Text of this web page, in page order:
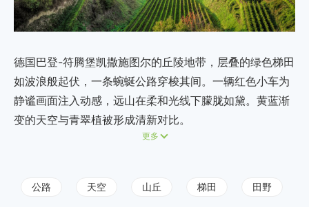
德国巴登-符腾堡凯撒施图尔的丘陵地带，层叠的绿色梯田
如波浪般起伏，一条蜿蜒公路穿梭其间。一辆红色小车为
静谧画面注入动感，远山在柔和光线下朦胧如黛。黄蓝渐
变的天空与青翠植被形成清新对比。
更多
公路 天空 山丘 梯田 田野